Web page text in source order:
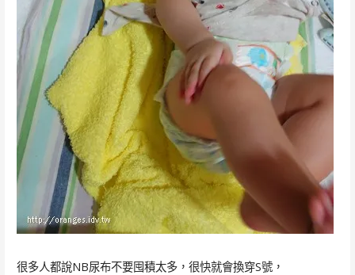
很多人都說NB尿布不要囤積太多，很快就會換穿S號，